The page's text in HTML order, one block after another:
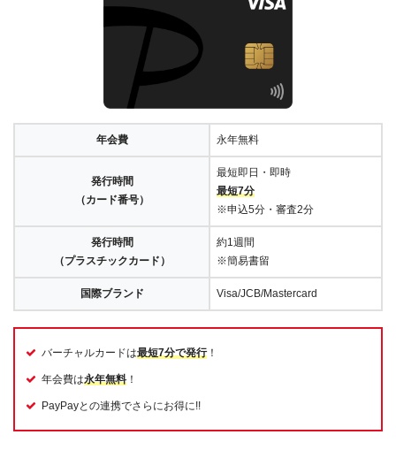
年会費 永年無料
発行時間
（カード番号）
最短即日・即時
最短7分
※申込5分・審査2分
発行時間
（プラスチックカード）
約1週間
※簡易書留
国際ブランド Visa/JCB/Mastercard
バーチャルカードは最短7分で発行！
年会費は永年無料 ！
PayPayとの連携でさらにお得に!!